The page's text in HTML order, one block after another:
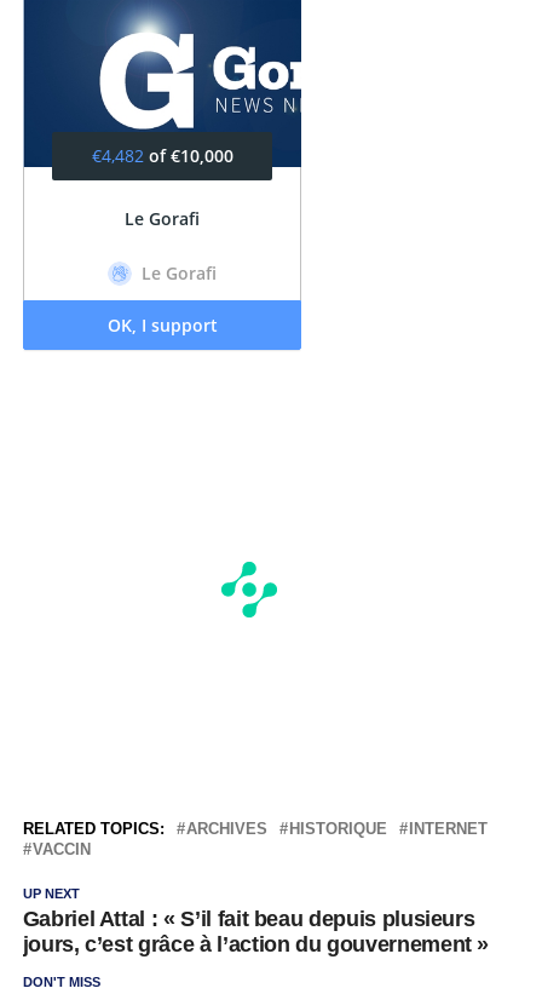
RELATED TOPICS: ARCHIVES HISTORIQUE
INTERNET
VACCIN
UP NEXT
Gabriel Attal : « S’il fait beau depuis plusieurs
jours, c’est grâce à l’action du gouvernement »
DON'T MISS